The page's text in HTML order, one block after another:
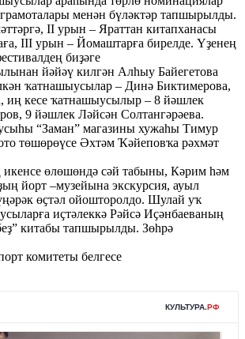
менән бүләктәр тапшырылды.
II урын – Яраттан китапханасы
III урын – Йомаштарға бирелде. Үҙенең
биҙәге
йәйәү килгән Алһыу Байегетова
ҡатнашыусылар – Динә Биктимерова,
иң кесе ҡатнашыусылыр – 8 йәшлек
9 йәшлек Ләйсән Солтангәрәева.
“Заман” магазины хужаһы Тимур
төшөрөүсе Әхтәм Ҡәйеповҡа рәхмәт
икенсе өлөшөндә сәй табыны, Кәрим һәм
йорт –музейына экскурсия, ауыл
өҫтәл ойошторолдо. Шулай уҡ
иҫтәлеккә Рәйсә Иҫәнбаеваның
китабы тапшырылды. Зөһрә
комитеты белгесе